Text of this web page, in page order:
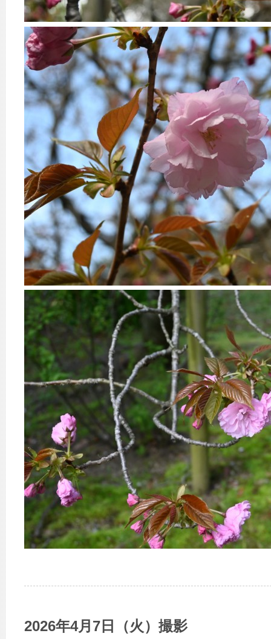
2026年4月7日（火）撮影